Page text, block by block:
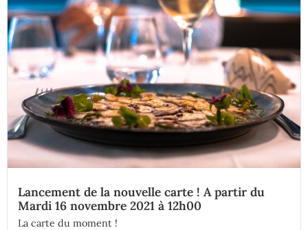
Lancement de la nouvelle carte ! A partir du
Mardi 16 novembre 2021 à 12h00
La carte du moment !